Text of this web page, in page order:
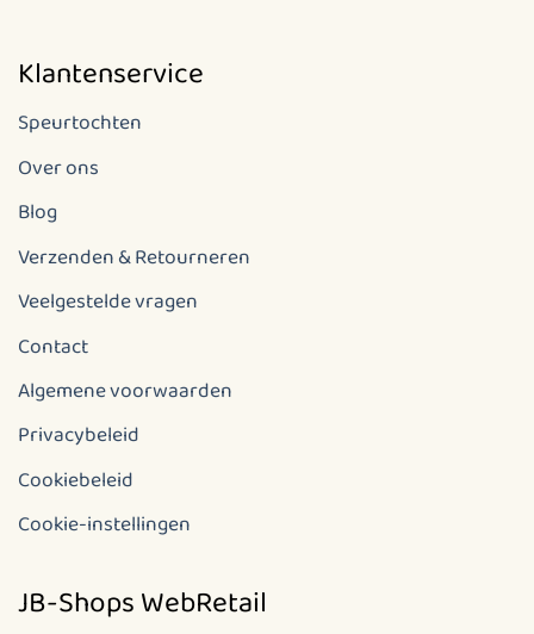
Klantenservice
Speurtochten
Over ons
Blog
Verzenden & Retourneren
Veelgestelde vragen
Contact
Algemene voorwaarden
Privacybeleid
Cookiebeleid
Cookie-instellingen
JB-Shops WebRetail